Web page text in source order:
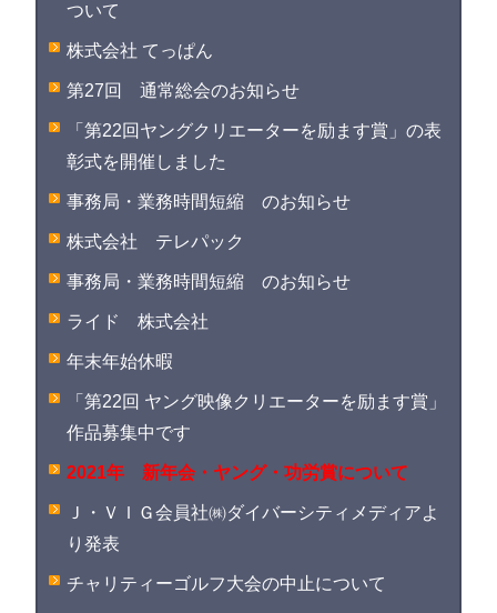
ついて
株式会社 てっぱん
第27回 通常総会のお知らせ
「第22回ヤングクリエーターを励ます賞」の表
彰式を開催しました
事務局・業務時間短縮 のお知らせ
株式会社 テレパック
事務局・業務時間短縮 のお知らせ
ライド 株式会社
年末年始休暇
「第22回 ヤング映像クリエーターを励ます賞」
作品募集中です
2021年 新年会・ヤング・功労賞について
Ｊ・ＶＩＧ会員社㈱ダイバーシティメディアよ
り発表
チャリティーゴルフ大会の中止について